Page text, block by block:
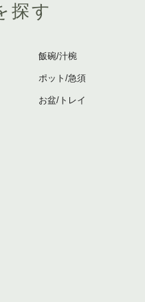
探す
飯碗/汁椀
ポット/急須
お盆/トレイ